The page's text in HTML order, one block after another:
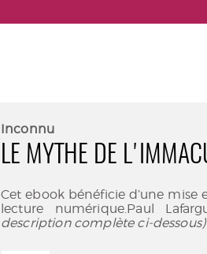
Inconnu
LE MYTHE DE
Cet ebook bénéficie d’une
lecture numérique.Paul
description complète ci-dessous)